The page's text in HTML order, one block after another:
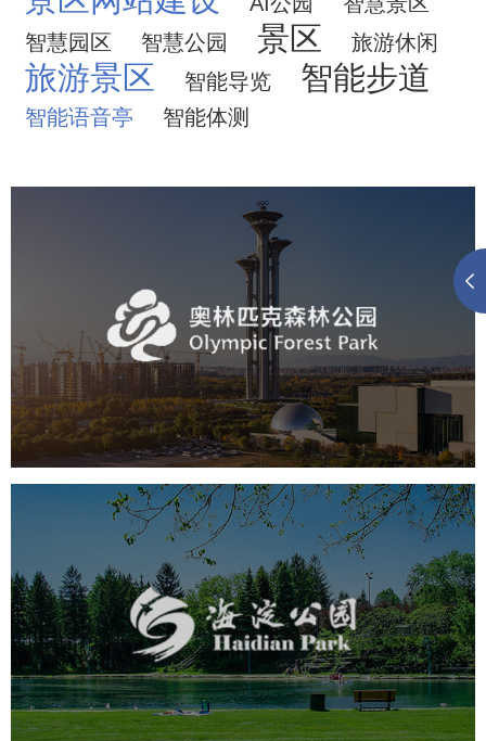
智慧园区
智慧公园 景区 旅游休闲
旅游景区 智能导览 智能步道
智能语音亭 智能体测
奥体森林公园
旅游休闲 公园 AI人工智能
智慧公园
智慧体育公园
智能步道 智能大数据平台
海淀公园
旅游休闲 公园 AI人工智能 智慧公园
智能步道
智能大数据平台
AR太极 智能语音亭